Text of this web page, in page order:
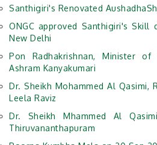
Santhigiri's Renovated
ONGC approved Santhigiri's Skill
New Delhi
Pon Radhakrishnan, Minister
Ashram Kanyakumari
Dr. Sheikh Mohammed Al Qasimi,
Leela Raviz
Dr. Sheikh Mhammed Al
Thiruvananthapuram